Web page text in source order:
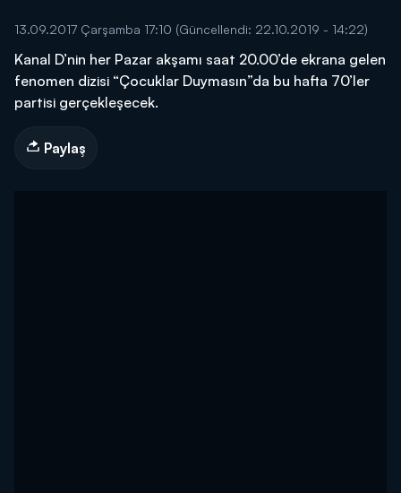
13.09.2017 Çarşamba 17:10 (Güncellendi: 22.10.2019 - 14:22)
Kanal D’nin her Pazar akşamı saat 20.00’de ekrana gelen
fenomen dizisi “Çocuklar Duymasın”da bu hafta 70’ler
partisi gerçekleşecek.
Paylaş